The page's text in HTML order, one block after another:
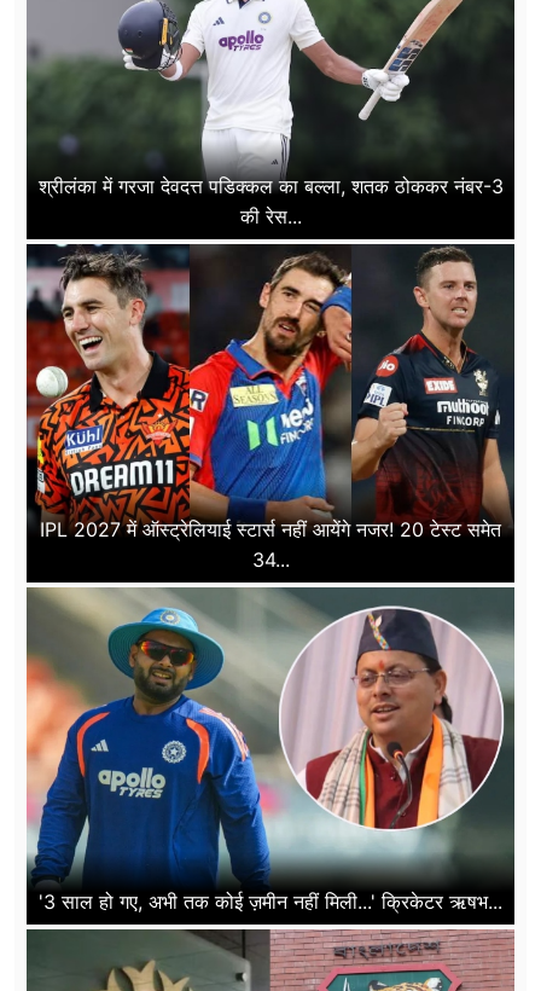
श्रीलंका में गरजा देवदत्त पडिक्कल का बल्ला, शतक ठोककर नंबर-3
की रेस...
IPL 2027 में ऑस्ट्रेलियाई स्टार्स नहीं आयेंगे नजर! 20 टेस्ट समेत
34...
'3 साल हो गए, अभी तक कोई ज़मीन नहीं मिली...' क्रिकेटर ऋषभ...